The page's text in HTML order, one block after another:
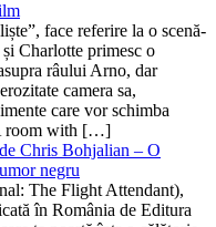
face referire la o scenă-
Charlotte primesc o
râului Arno, dar
camera sa,
care vor schimba
room with […]
Chris Bohjalian – O
negru
The Flight Attendant),
în România de Editura